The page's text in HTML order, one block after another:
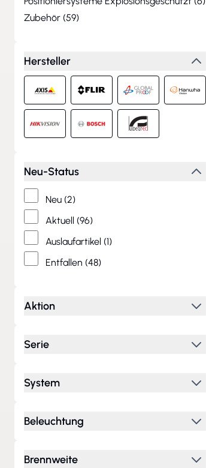
products available
Zubehör (59
products available
)
Hersteller
Neu-Status
Neu (2)
Aktuell (96)
Auslaufartikel (1)
Entfallen (48)
Aktion
Serie
System
Beleuchtung
Brennweite